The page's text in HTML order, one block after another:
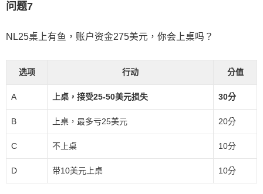
问题7
NL25桌上有鱼，账户资金275美元，你会上桌吗？
选项 行动 分值
A 上桌，接受25-50美元损失 30分
B 上桌，最多亏25美元 20分
C 不上桌 10分
D 带10美元上桌 10分